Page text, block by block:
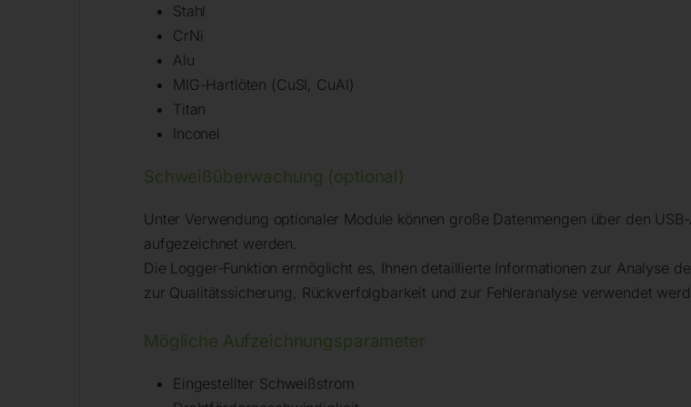
Stahl
CrNi
Alu
MIG-Hartlöten (CuSI, CuAl)
Titan
Inconel
Schweißüberwachung (optional)
Unter Verwendung optionaler Module können große Datenmengen über den
aufgezeichnet werden.
Die Logger-Funktion ermöglicht es, Ihnen detaillierte Informationen zur Analyse
zur Qualitätssicherung, Rückverfolgbarkeit und zur Fehleranalyse verwendet
Mögliche Aufzeichnungsparameter
Eingestellter Schweißstrom